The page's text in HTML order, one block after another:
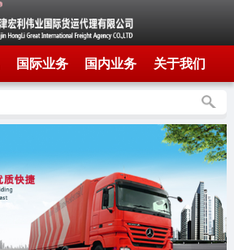
国际业务 国内业务 关于我们